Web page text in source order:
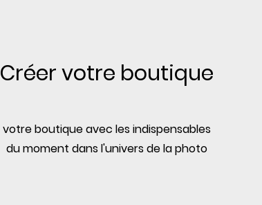
Créer votre boutique
votre boutique avec les indispensables
du moment dans l'univers de la photo